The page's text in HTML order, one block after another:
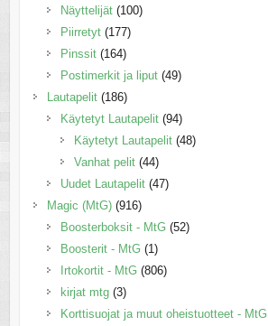
Näyttelijät (100)
Piirretyt (177)
Pinssit (164)
Postimerkit ja liput (49)
Lautapelit (186)
Käytetyt Lautapelit (94)
Käytetyt Lautapelit (48)
Vanhat pelit (44)
Uudet Lautapelit (47)
Magic (MtG) (916)
Boosterboksit - MtG (52)
Boosterit - MtG (1)
Irtokortit - MtG (806)
kirjat mtg (3)
Korttisuojat ja muut oheistuotteet - MtG